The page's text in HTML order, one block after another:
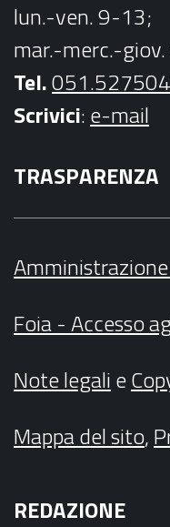
lun.-ven. 9-13;
mar.-merc.-
Tel.
Scrivici:e-mail
TRASPARENZA
Foia - Accesso
Note legalie
Mappa del sito,
REDAZIONE